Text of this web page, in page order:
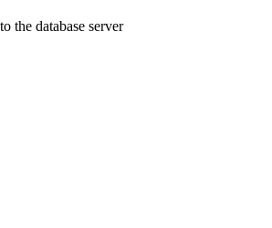
the database server